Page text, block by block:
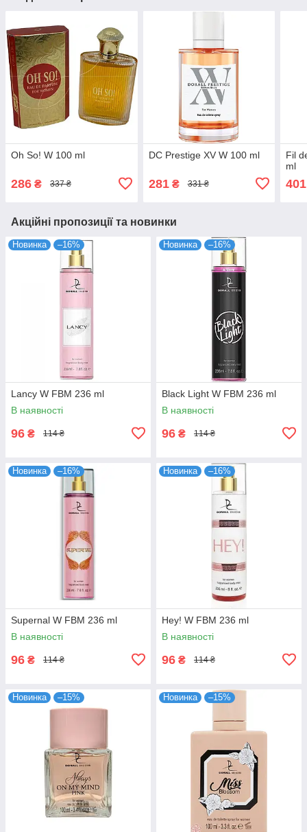
Oh So! W 100 ml
286 ₴ 337 ₴
DC Prestige XV W 100 ml
281₴ 331 ₴
Fil
ml
401
Акційні пропозиції та новинки
Новинка –16%
Lancy W FBM 236 ml
В наявності
96 ₴ 114 ₴
Новинка –16%
Black Light W FBM 236 ml
В наявності
96 ₴ 114 ₴
Новинка –16%
Supernal W FBM 236 ml
В наявності
96 ₴ 114 ₴
Новинка –16%
Hey! W FBM 236 ml
В наявності
96 ₴ 114 ₴
Новинка –15% Новинка –15%